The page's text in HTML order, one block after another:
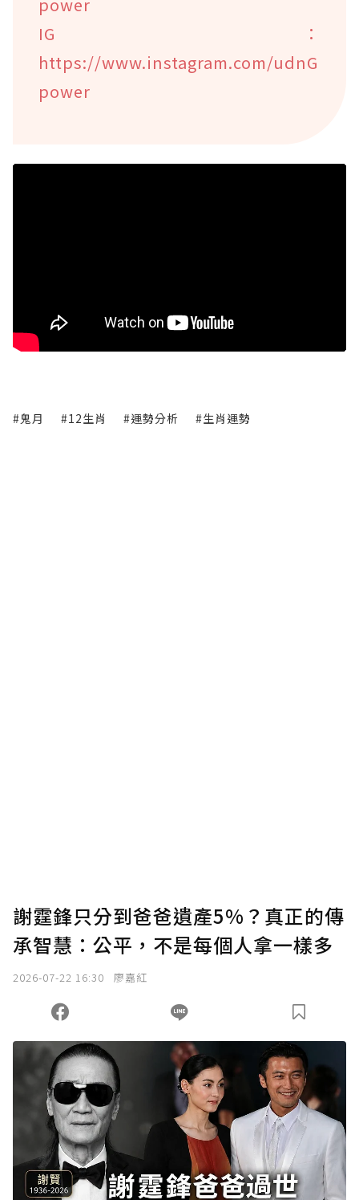
IG：
https://www.instagram.com/udnG
power
#鬼月 #12生肖 #運勢分析 #生肖運勢
謝霆鋒只分到爸爸遺產5%？真正的傳
承智慧：公平，不是每個人拿一樣多
2026-07-22 16:30 廖嘉紅